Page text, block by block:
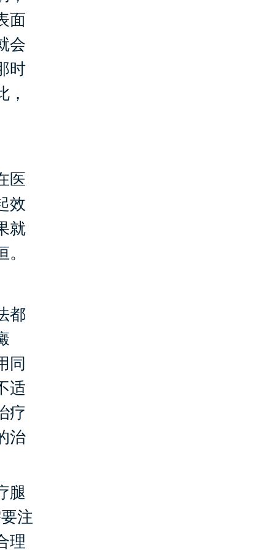
面
会
时
，
医
效
就
都
同
适
疗
治
腿
注
理